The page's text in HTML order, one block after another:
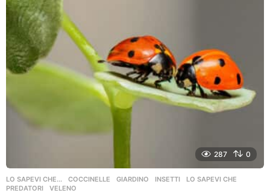
287 0
LO SAPEVI CHE... COCCINELLE ,GIARDINO ,INSETTI ,LO SAPEVI CHE
PREDATORI
,VELENO